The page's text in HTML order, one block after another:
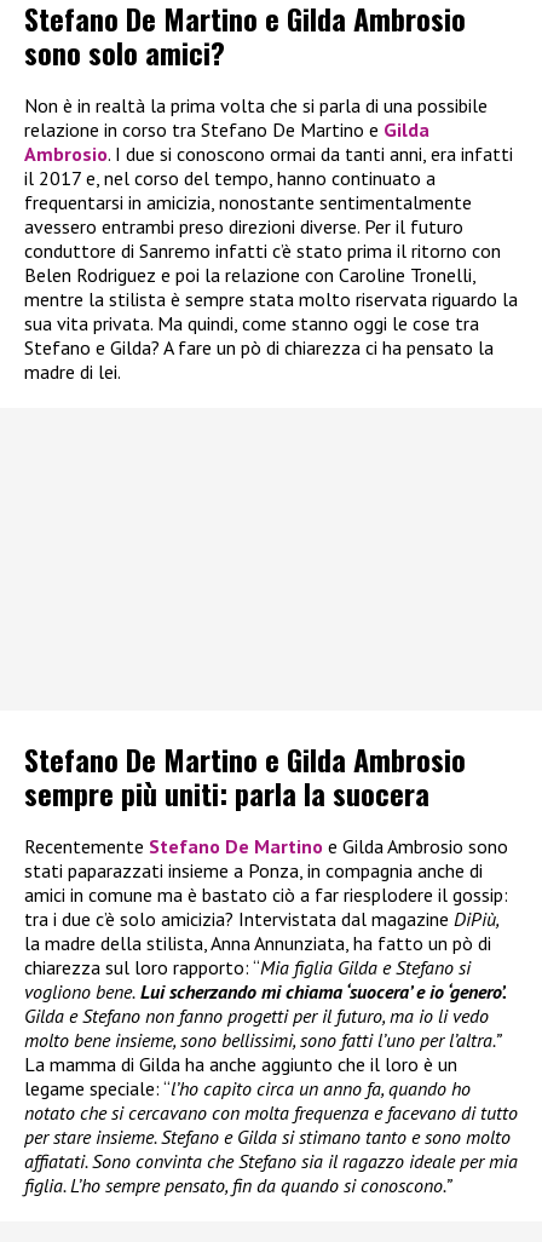
Stefano De Martino e Gilda Ambrosio
sono solo amici?
Non è in realtà la prima volta che si parla di una possibile
relazione in corso tra Stefano De Martino e Gilda
Ambrosio. I due si conoscono ormai da tanti anni, era infatti
il 2017 e, nel corso del tempo, hanno continuato a
frequentarsi in amicizia, nonostante sentimentalmente
avessero entrambi preso direzioni diverse. Per il futuro
conduttore di Sanremo infatti c’è stato prima il ritorno con
Belen Rodriguez e poi la relazione con Caroline Tronelli,
mentre la stilista è sempre stata molto riservata riguardo la
sua vita privata. Ma quindi, come stanno oggi le cose tra
Stefano e Gilda? A fare un pò di chiarezza ci ha pensato la
madre di lei.
Stefano De Martino e Gilda Ambrosio
sempre più uniti: parla la suocera
Recentemente Stefano De Martino e Gilda Ambrosio sono
stati paparazzati insieme a Ponza, in compagnia anche di
amici in comune ma è bastato ciò a far riesplodere il gossip:
tra i due c’è solo amicizia? Intervistata dal magazine DiPiù,
la madre della stilista, Anna Annunziata, ha fatto un pò di
chiarezza sul loro rapporto: “Mia figlia Gilda e Stefano si
vogliono bene. Lui scherzando mi chiama ‘suocera’ e io ‘genero’.
Gilda e Stefano non fanno progetti per il futuro, ma io li vedo
molto bene insieme, sono bellissimi, sono fatti l’uno per l’altra.”
La mamma di Gilda ha anche aggiunto che il loro è un
legame speciale: “l’ho capito circa un anno fa, quando ho
notato che si cercavano con molta frequenza e facevano di tutto
per stare insieme. Stefano e Gilda si stimano tanto e sono molto
affiatati. Sono convinta che Stefano sia il ragazzo ideale per mia
figlia. L’ho sempre pensato, fin da quando si conoscono.”